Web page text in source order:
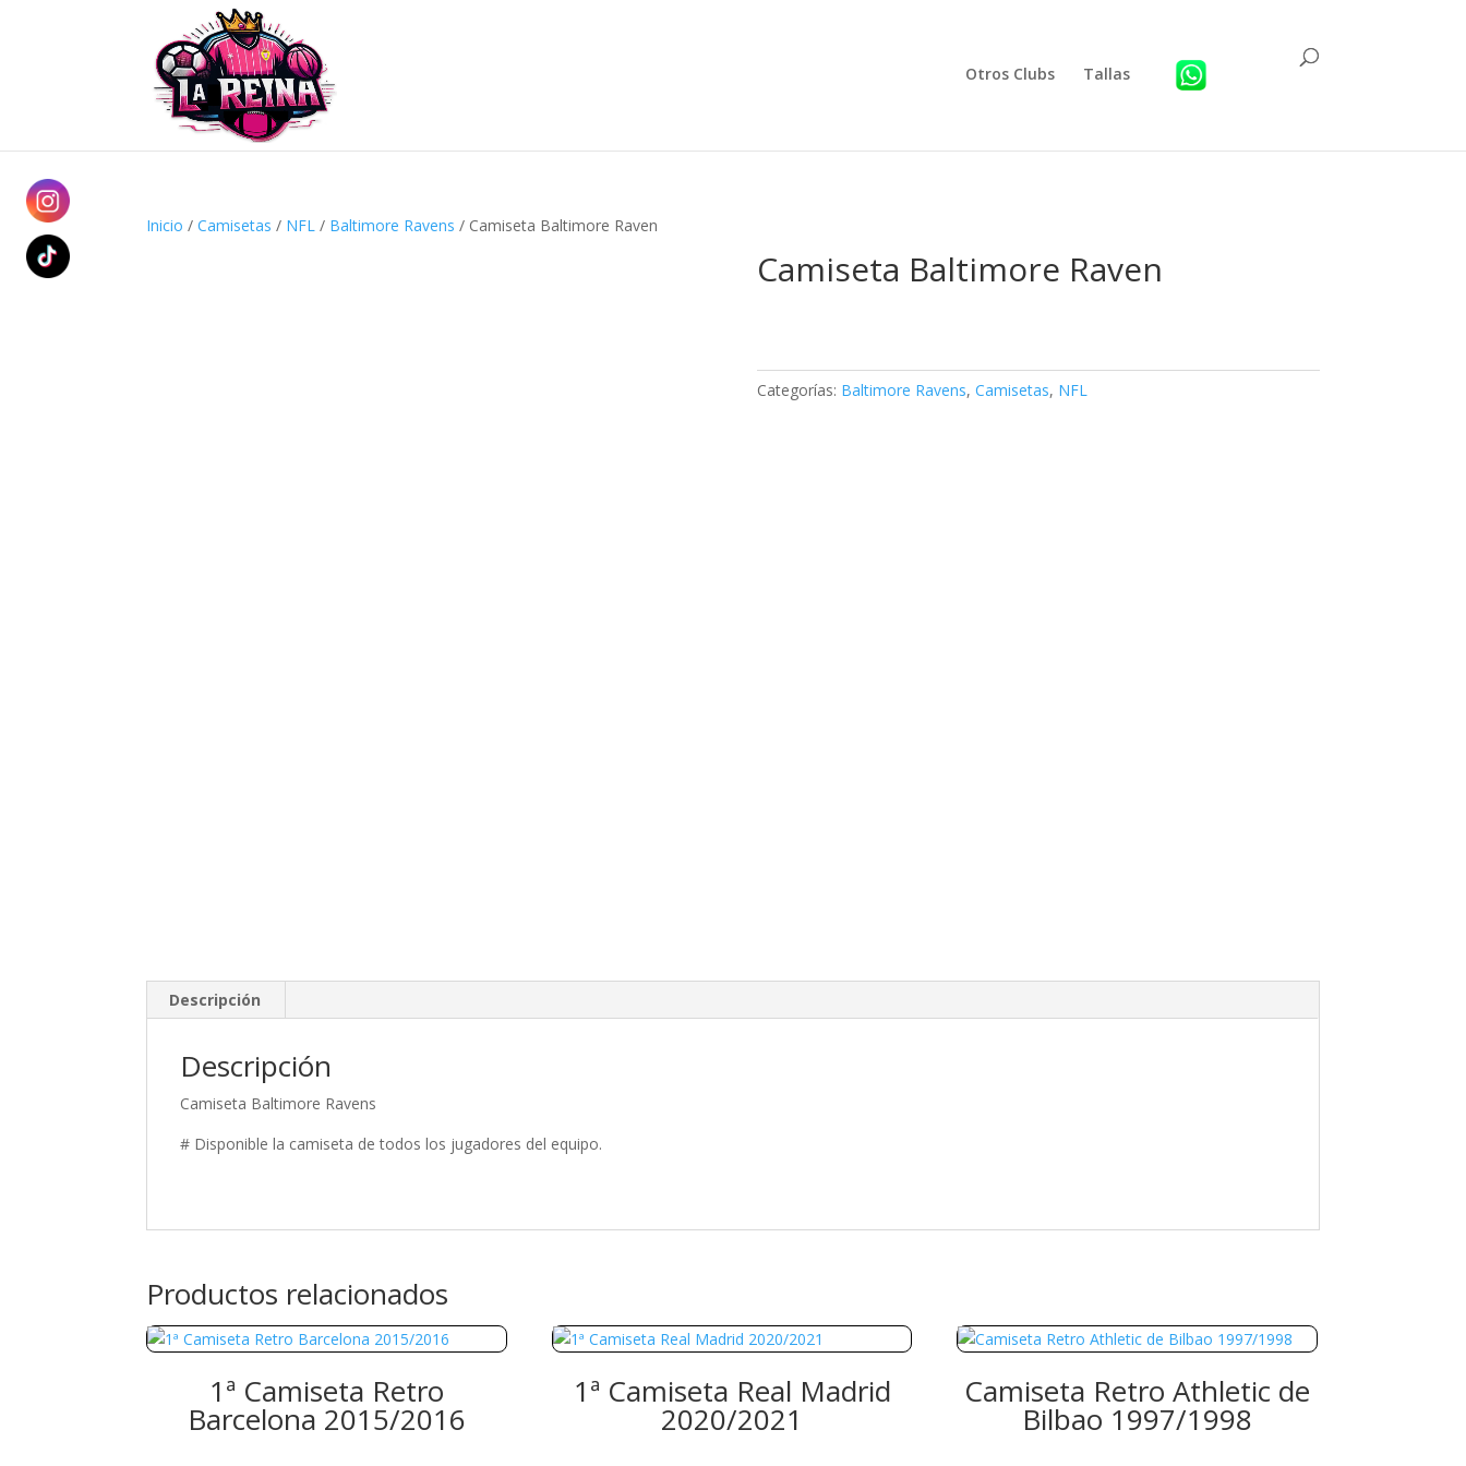
Otros Clubs Tallas
Inicio /Camisetas / NFL / Baltimore Ravens / Camiseta Baltimore Raven
Camiseta Baltimore Raven
Categorías: Baltimore Ravens, Camisetas, NFL
Descripción
Descripción
Camiseta Baltimore Ravens
# Disponible la camiseta de todos los jugadores del equipo.
Productos relacionados
1ª Camiseta Retro
Barcelona 2015/2016
1ª Camiseta Real Madrid
2020/2021
Camiseta Retro Athletic de
Bilbao 1997/1998